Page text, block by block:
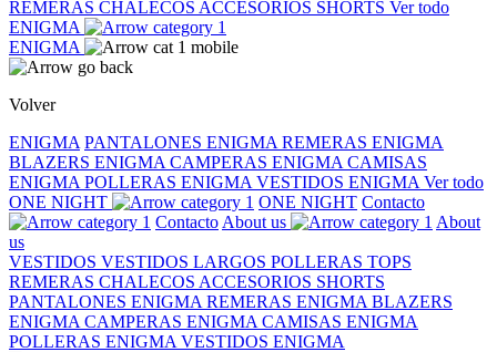
REMERAS CHALECOS ACCESORIOS SHORTS Ver todo
ENIGMA
ENIGMA
Volver
ENIGMA PANTALONES ENIGMA REMERAS ENIGMA
BLAZERS ENIGMA CAMPERAS ENIGMA CAMISAS
ENIGMA POLLERAS ENIGMA VESTIDOS ENIGMA Ver todo
ONE NIGHT
ONE NIGHT Contacto
Contacto About us
About
us
VESTIDOS VESTIDOS LARGOS POLLERAS TOPS
REMERAS CHALECOS ACCESORIOS SHORTS
PANTALONES ENIGMA REMERAS ENIGMA BLAZERS
ENIGMA CAMPERAS ENIGMA CAMISAS ENIGMA
POLLERAS ENIGMA VESTIDOS ENIGMA